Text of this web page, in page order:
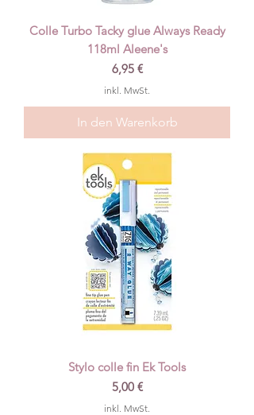
Colle Turbo Tacky glue Always Ready
118ml Aleene's
Preis
6,95 €
inkl. MwSt.
In den Warenkorb
Stylo colle fin Ek Tools
Preis
5,00 €
inkl. MwSt.